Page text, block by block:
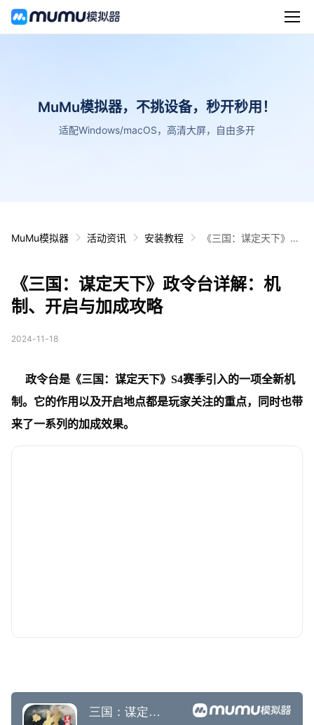
MuMu模拟器，不挑设备，秒开秒用！
适配Windows/macOS，高清大屏，自由多开
MuMu模拟器 活动资讯 安装教程
《三国：谋定天下》政
《三国：谋定天下》政令台详解：机
制、开启与加成攻略
2024-11-18
政令台是《三国：谋定天下》S4赛季引入的一项全新机
制。它的作用以及开启地点都是玩家关注的重点，同时也带
来了一系列的加成效果。